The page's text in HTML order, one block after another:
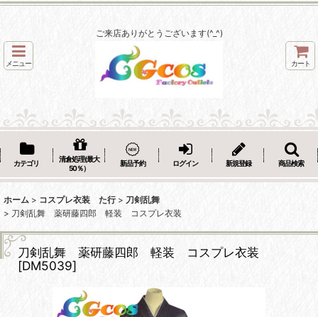
ご来店ありがとうございます(^_^)
メニュー カート
カテゴリ
清倉処理(最大
50％）
新品予約 ログイン 新規登録 商品検索
ホーム > コスプレ衣装 た行 > 刀剣乱舞
> 刀剣乱舞 薬研藤四郎 軽装 コスプレ衣装
刀剣乱舞 薬研藤四郎 軽装 コスプレ衣装
[DM5039]